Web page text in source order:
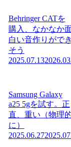
Behringer CATを
購入、なかなか
白い音作りができ
そう
2025.07.13
Samsung Galaxy
a25 5gを試す。正
直、重い（物理
に）
2025.06.27